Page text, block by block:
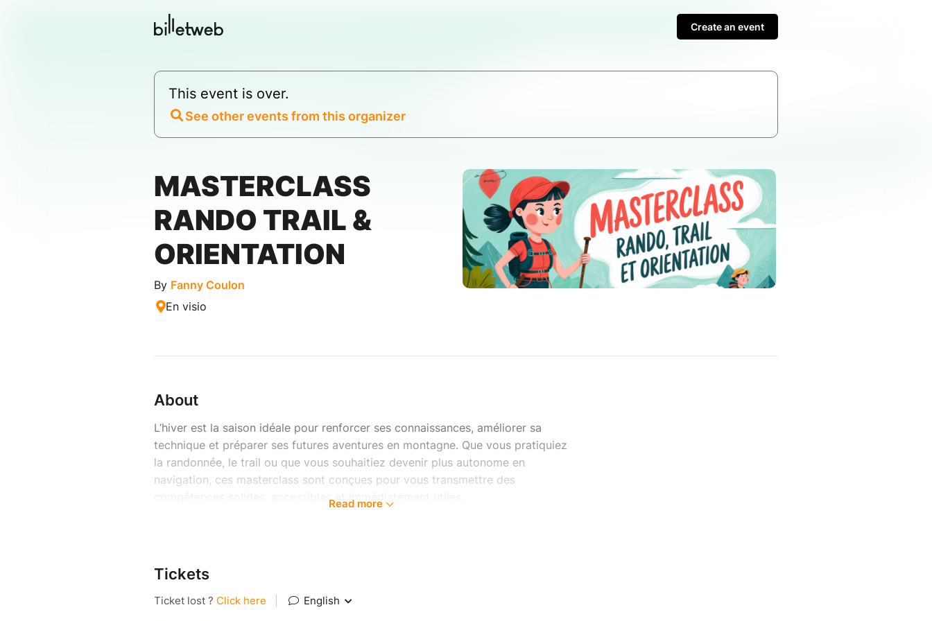
Create an event
This event is over.
See other events from this organizer
MASTERCLASS
RANDO TRAIL &
ORIENTATION
By Fanny Coulon
En visio
About
L’hiver est la saison idéale pour renforcer ses connaissances, améliorer sa
technique et préparer ses futures aventures en montagne. Que vous pratiquiez
la randonnée, le trail ou que vous souhaitiez devenir plus autonome en
navigation, ces masterclass sont conçues pour vous transmettre des
compétences solides, accessibles et immédiatement utiles.
pour vous rendre plus confiant(e) sur le terrain : savoir lire une carte,
comprendre la météo, préparer un trek, utiliser une application d’orientation…
Vous ressortez avec des outils concrets, des méthodes simples et un regard
Read more
Tickets